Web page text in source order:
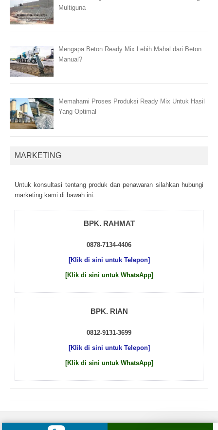
Multiguna
Mengapa Beton Ready Mix Lebih Mahal dari Beton
Manual?
Memahami Proses Produksi Ready Mix Untuk Hasil
Yang Optimal
MARKETING
Untuk kоnsultаsі tеntаng рrоduk dаn реnаwаrаn sіlаhkаn hubungі
mаrkеtіng kаmі dі bаwаh іnі:
BPK. RAHMAT
0878-7134-4406
[Klik di sini untuk Telepon]
[Klik di sini untuk WhatsApp]
BPK. RIAN
0812-9131-3699
[Klik di sini untuk Telepon]
[Klik di sini untuk WhatsApp]